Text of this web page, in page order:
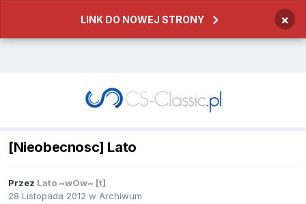
LINK DO NOWEJ STRONY ×
[Nieobecnosc] Lato
Przez Lato ~wOw~ [t]
28 Listopada 2012 w Archiwum